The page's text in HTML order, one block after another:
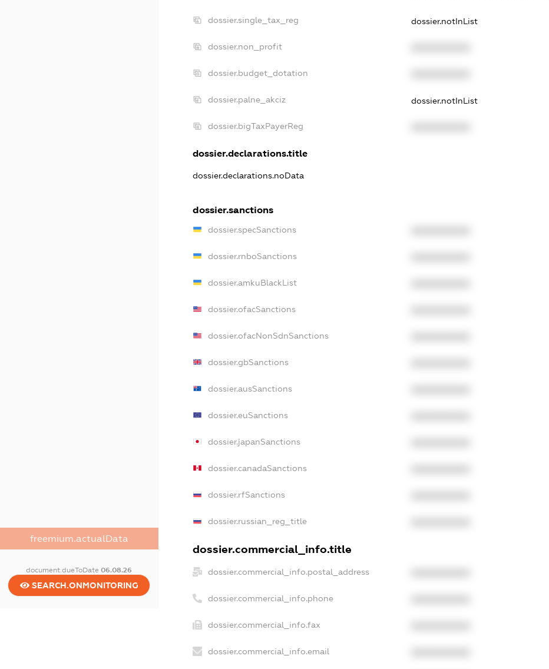
freemium.actualData
document.dueToDate06.08.26
SEARCH.ONMONITORING
dossier.single_tax_reg dossier.notInList
dossier.non_profit
dossier.budget_dotation
dossier.palne_akciz dossier.notInList
dossier.bigTaxPayerReg
dossier.declarations.title
dossier.declarations.noData
dossier.sanctions
dossier.specSanctions
dossier.rnboSanctions
dossier.amkuBlackList
dossier.ofacSanctions
dossier.ofacNonSdnSanctions
dossier.gbSanctions
dossier.ausSanctions
dossier.euSanctions
dossier.japanSanctions
dossier.canadaSanctions
dossier.rfSanctions
dossier.russian_reg_title
dossier.commercial_info.title
dossier.commercial_info.postal_address
dossier.commercial_info.phone
dossier.commercial_info.fax
dossier.commercial_info.email